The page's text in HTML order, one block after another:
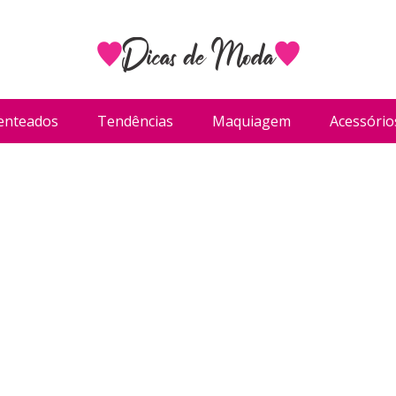
Tendências Maquiagem